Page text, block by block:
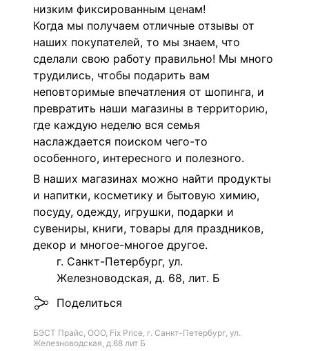
низким фиксированным ценам!
Когда мы получаем отличные отзывы от
наших покупателей, то мы знаем, что
сделали свою работу правильно! Мы много
трудились, чтобы подарить вам
неповторимые впечатления от шопинга, и
превратить наши магазины в территорию,
где каждую неделю вся семья
наслаждается поиском чего-то
особенного, интересного и полезного.
В наших магазинах можно найти продукты
и напитки, косметику и бытовую химию,
посуду, одежду, игрушки, подарки и
сувениры, книги, товары для праздников,
декор и многое-многое другое.
г. Санкт-Петербург, ул.
Железноводская, д. 68, лит. Б
Поделиться
БЭСТ Прайс, ООО, Fix Price, г. Санкт-Петербург, ул.
Железноводская, д.68 лит Б